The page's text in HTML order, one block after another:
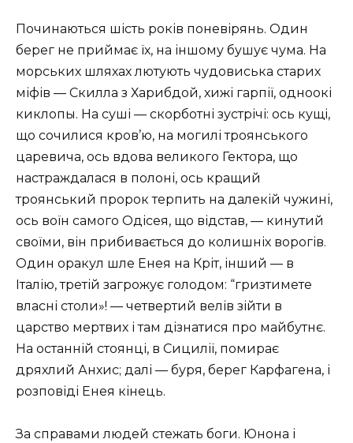
Починаються шість років поневірянь. Один
берег не приймає їх, на іншому бушує чума. На
морських шляхах лютують чудовиська старих
міфів — Скилла з Харибдой, хижі гарпії, одноокі
киклопы. На суші — скорботні зустрічі: ось кущі,
що сочилися кров’ю, на могилі троянського
царевича, ось вдова великого Гектора, що
настраждалася в полоні, ось кращий
троянський пророк терпить на далекій чужині,
ось воїн самого Одісея, що відстав, — кинутий
своїми, він прибивається до колишніх ворогів.
Один оракул шле Енея на Кріт, інший — в
Італію, третій загрожує голодом: “гризтимете
власні столи»! — четвертий велів зійти в
царство мертвих і там дізнатися про майбутнє.
На останній стоянці, в Сицилії, помирає
дряхлий Анхис; далі — буря, берег Карфагена, і
розповіді Енея кінець.
За справами людей стежать боги. Юнона і